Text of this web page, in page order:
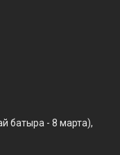
батыра - 8 марта),